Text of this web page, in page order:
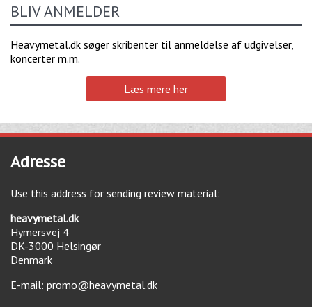
BLIV ANMELDER
Heavymetal.dk søger skribenter til anmeldelse af udgivelser,
koncerter m.m.
Læs mere her
Adresse
Use this address for sending review material:
heavymetal.dk
Hymersvej 4
DK-3000 Helsingør
Denmark
E-mail: promo@heavymetal.dk